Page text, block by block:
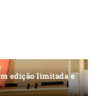
edição limitada e